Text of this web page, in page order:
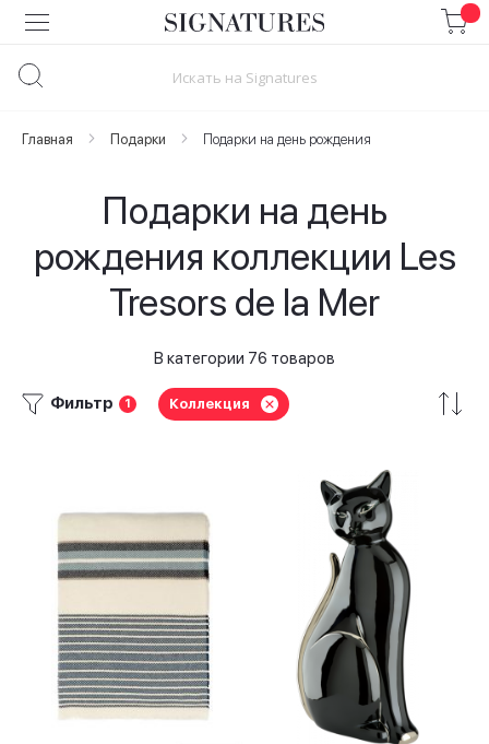
Skip
to
Главная Подарки Подарки на день рождения
Подарки на день
рождения коллекции Les
Tresors de la Mer
В категории 76 товаров
Фильтр 1 Коллекция